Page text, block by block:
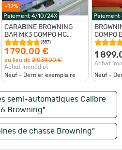
-12%
Paiement 4/10/24X
CARABINE BROWNING
BAR MK3 COMPO HC
BROWN ADJUSTABLE
CALIBRE 30-06 GAUCHER
NEUVE
(557)
1 790,00 €
au lieu de 2 039,00 €
Achat Immédiat
Neuf - Dernier exemplaire
COMPO
1
Achat
Neuf -
semi-automatiques Calibre
Browning"
de chasse Browning"